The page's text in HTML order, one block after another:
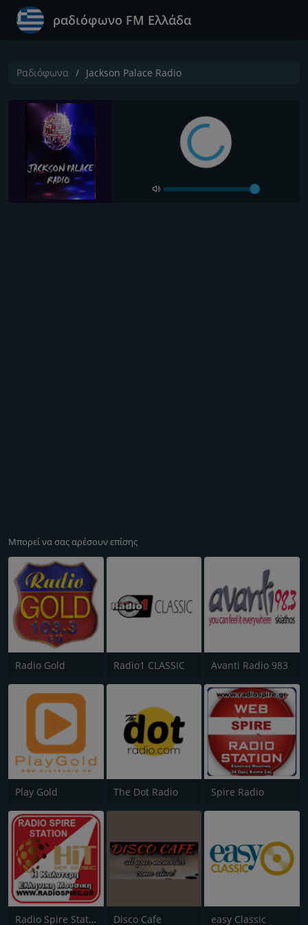
ραδιόφωνο FM Ελλάδα
Ραδιόφωνα Jackson Palace Radio
Μπορεί να σας αρέσουν επίσης
Radio Gold Radio1 CLASSIC Avanti Radio 983
Play Gold The Dot Radio Spire Radio
Radio Spire Station Disco Cafe easy Classic